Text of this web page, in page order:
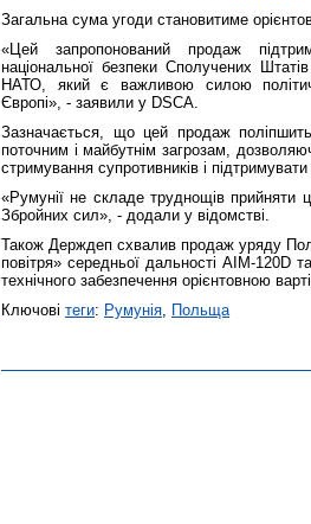
Загальна сума угоди становитиме
«Цей запропонований продаж
національної безпеки Сполучених
НАТО, який є важливою силою
Європі», - заявили у DSCA.
Зазначається, що цей продаж
поточним і майбутнім загрозам,
стримування супротивників і
«Румунії не складе труднощів прийняти
Збройних сил», - додали у відомстві.
Також Держдеп схвалив продаж уряду
повітря» середньої дальності AIM-120D
технічного забезпечення орієнтовною
Ключові теги: Румунія, Польща